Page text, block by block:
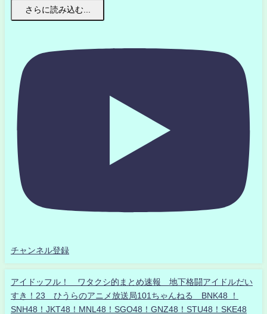
さらに読み込む...
チャンネル登録
アイドッフル！ ワタクシ的まとめ速報 地下格闘アイドルだい
すき！23 ひうらのアニメ放送局101ちゃんねる BNK48 ！
SNH48！JKT48！MNL48！SGO48！GNZ48！STU48！SKE48